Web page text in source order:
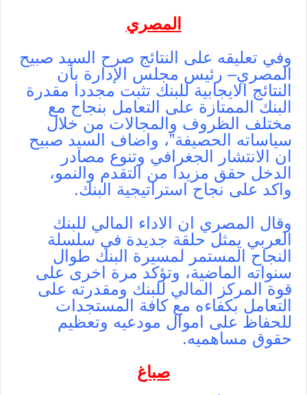
المصري
وفي تعليقه على النتائج صرح السيد صبيح
المصري– رئيس مجلس الإدارة بأن
النتائج الايجابية للبنك تثبت مجددا مقدرة
البنك الممتازة على التعامل بنجاح مع
مختلف الظروف والمجالات من خلال
سياساته الحصيفة”، واضاف السيد صبيح
ان الانتشار الجغرافي وتنوع مصادر
الدخل حقق مزيدا من التقدم والنمو،
واكد على نجاح استراتيجية البنك.
وقال المصري ان الاداء المالي للبنك
العربي يمثل حلقة جديدة في سلسلة
النجاح المستمر لمسيرة البنك طوال
سنواته الماضية، وتؤكد مرة اخرى على
قوة المركز المالي للبنك ومقدرته على
التعامل بكفاءه مع كافة المستجدات
للحفاظ على اموال مودعيه وتعظيم
حقوق مساهميه.
صباغ